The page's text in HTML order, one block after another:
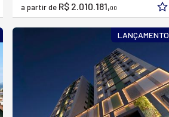
a partir de R$ 2.010.181,00
LANÇAMENTO